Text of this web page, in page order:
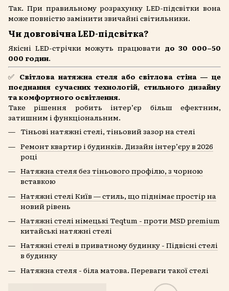
Так. При правильному розрахунку LED-підсвітки вона
може повністю замінити звичайні світильники.
Чи довговічна LED-підсвітка?
Якісні LED-стрічки можуть працювати до 30 000–50
000 годин.
✅ Світлова натяжна стеля або світлова стіна — це
поєднання сучасних технологій, стильного дизайну
та комфортного освітлення.
Таке рішення робить інтер’єр більш ефектним,
затишним і функціональним.
Тіньові натяжні стелі, тіньовий зазор на стелі
Ремонт квартир і будинків. Дизайн інтер’єру в 2026
році
Натяжна стеля без тіньового профілю, з чорною
вставкою
Натяжні стелі Київ — стиль, що піднімає простір на
новий рівень
Натяжні стелі німецькі Teqtum - проти MSD premium
китайські натяжні стелі
Натяжні стелі в приватному будинку - Підвісні стелі
в будинку
Натяжна стеля - біла матова. Переваги такої стелі